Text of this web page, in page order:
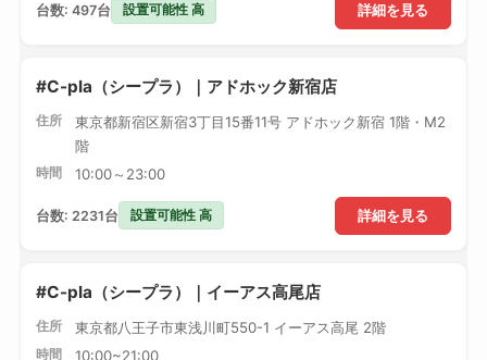
詳細を見る
台数: 497台 設置可能性 高
#C-pla（シープラ）｜アドホック新宿店
住所
東京都新宿区新宿3丁目15番11号 アドホック新宿 1階・M2
階
時間 10:00～23:00
詳細を見る
台数: 2231台 設置可能性 高
#C-pla（シープラ）｜イーアス高尾店
住所 東京都八王子市東浅川町550-1 イーアス高尾 2階
時間 10:00~21:00